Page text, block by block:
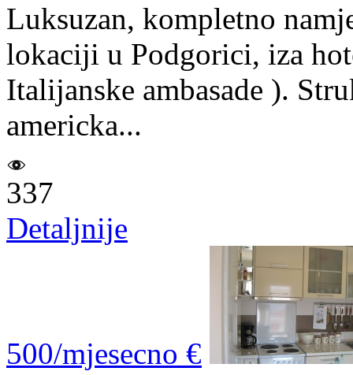
Luksuzan, kompletno
lokaciji u Podgorici, iza
Italijanske ambasade ).
americka...
337
Detaljnije
500/mjesecno €